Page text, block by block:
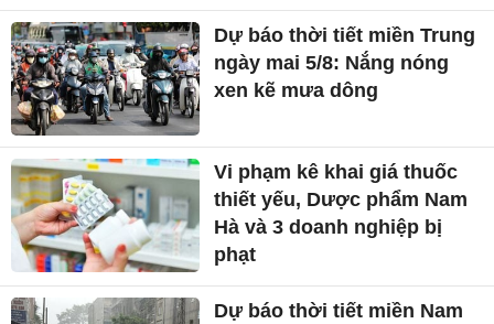
Dự báo thời tiết miền Trung
ngày mai 5/8: Nắng nóng
xen kẽ mưa dông
Vi phạm kê khai giá thuốc
thiết yếu, Dược phẩm Nam
Hà và 3 doanh nghiệp bị
phạt
Dự báo thời tiết miền Nam